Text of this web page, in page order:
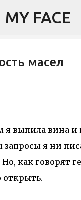
FACE
масел
выпила вина и
запросы я ни
как говорят
открыть.